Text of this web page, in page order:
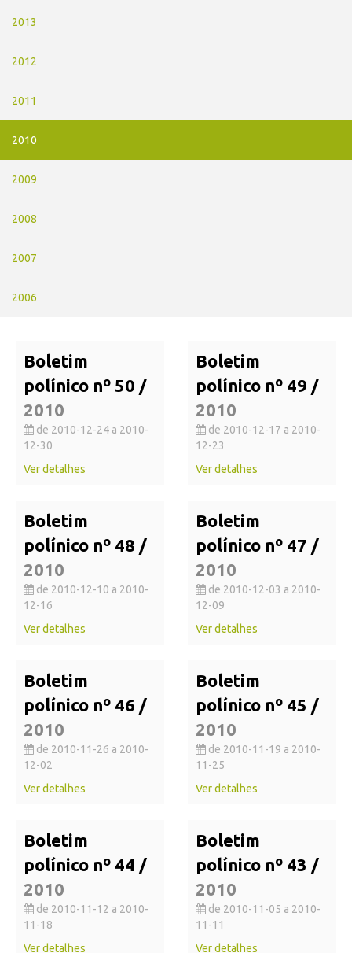
2013
2012
2011
2010
2009
2008
2007
2006
Boletim
polínico nº 50 /
2010
de 2010-12-24 a 2010-
12-30
Ver detalhes
Boletim
polínico nº 49 /
2010
de 2010-12-17 a 2010-
12-23
Ver detalhes
Boletim
polínico nº 48 /
2010
de 2010-12-10 a 2010-
12-16
Ver detalhes
Boletim
polínico nº 47 /
2010
de 2010-12-03 a 2010-
12-09
Ver detalhes
Boletim
polínico nº 46 /
2010
de 2010-11-26 a 2010-
12-02
Ver detalhes
Boletim
polínico nº 45 /
2010
de 2010-11-19 a 2010-
11-25
Ver detalhes
Boletim
polínico nº 44 /
2010
de 2010-11-12 a 2010-
11-18
Ver detalhes
Boletim
polínico nº 43 /
2010
de 2010-11-05 a 2010-
11-11
Ver detalhes